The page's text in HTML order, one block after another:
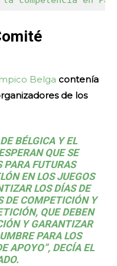
Belga contenía
de los
BÉLGICA Y EL
QUE SE
PARA FUTURAS
EN LOS JUEGOS
LOS DÍAS DE
DE COMPETICIÓN Y
QUE DEBEN
Y GARANTIZAR
PARA LOS
APOYO”, DECÍA EL